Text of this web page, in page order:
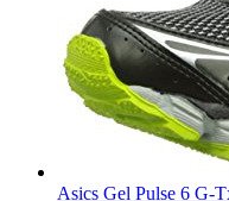
Asics Gel Pulse 6 G-